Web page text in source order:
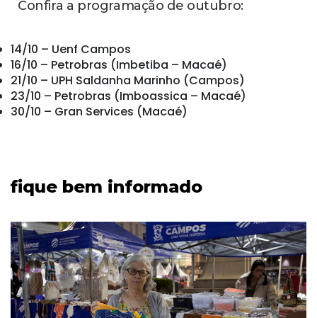
Confira a programação de outubro:
14/10 – Uenf Campos
16/10 – Petrobras (Imbetiba – Macaé)
21/10 – UPH Saldanha Marinho (Campos)
23/10 – Petrobras (Imboassica – Macaé)
30/10 – Gran Services (Macaé)
fique bem informado